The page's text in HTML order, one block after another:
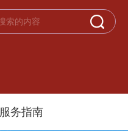
服务指南